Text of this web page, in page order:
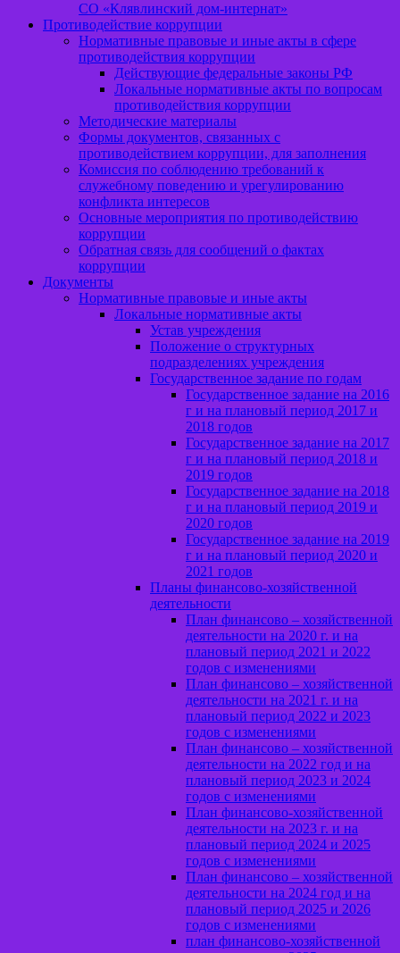
СО «Клявлинский дом-интернат»
Противодействие коррупции
Нормативные правовые и иные акты в сфере
противодействия коррупции
Действующие федеральные законы РФ
Локальные нормативные акты по вопросам
противодействия коррупции
Методические материалы
Формы документов, связанных с
противодействием коррупции, для заполнения
Комиссия по соблюдению требований к
служебному поведению и урегулированию
конфликта интересов
Основные мероприятия по противодействию
коррупции
Обратная связь для сообщений о фактах
коррупции
Документы
Нормативные правовые и иные акты
Локальные нормативные акты
Устав учреждения
Положение о структурных
подразделениях учреждения
Государственное задание по годам
Государственное задание на 2016
г и на плановый период 2017 и
2018 годов
Государственное задание на 2017
г и на плановый период 2018 и
2019 годов
Государственное задание на 2018
г и на плановый период 2019 и
2020 годов
Государственное задание на 2019
г и на плановый период 2020 и
2021 годов
Планы финансово-хозяйственной
деятельности
План финансово – хозяйственной
деятельности на 2020 г. и на
плановый период 2021 и 2022
годов с изменениями
План финансово – хозяйственной
деятельности на 2021 г. и на
плановый период 2022 и 2023
годов с изменениями
План финансово – хозяйственной
деятельности на 2022 год и на
плановый период 2023 и 2024
годов с изменениями
План финансово-хозяйственной
деятельности на 2023 г. и на
плановый период 2024 и 2025
годов с изменениями
План финансово – хозяйственной
деятельности на 2024 год и на
плановый период 2025 и 2026
годов с изменениями
план финансово-хозяйственной